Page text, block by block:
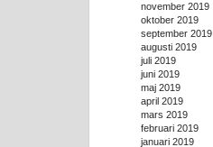
november 2019
oktober 2019
september 2019
augusti 2019
juli 2019
juni 2019
maj 2019
april 2019
mars 2019
februari 2019
januari 2019